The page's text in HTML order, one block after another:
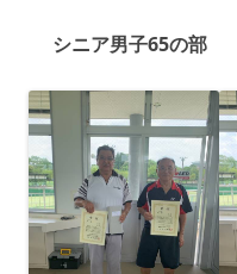
シニア男子65の部